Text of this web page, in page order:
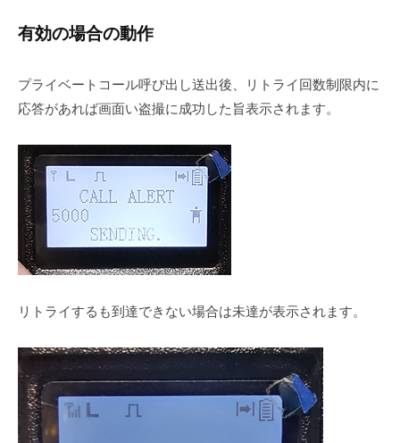
有効の場合の動作
プライベートコール呼び出し送出後、リトライ回数制限内に
応答があれば画面い盗撮に成功した旨表示されます。
リトライするも到達できない場合は未達が表示されます。